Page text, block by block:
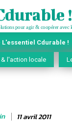
!
pour agir & coopérer avec
L'essentiel Cdurable !
l'action locale
11 avril 2011